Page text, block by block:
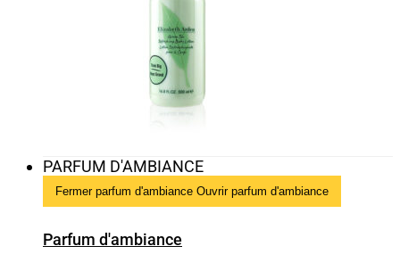
PARFUM D'AMBIANCE
Fermer parfum d'ambiance Ouvrir parfum d'ambiance
Parfum d'ambiance